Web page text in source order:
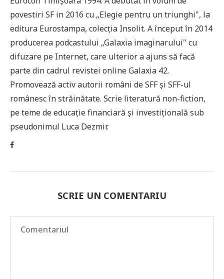
povestiri SF in 2016 cu „Elegie pentru un triunghi", la
editura Eurostampa, colecția Insolit. A început în 2014
producerea podcastului „Galaxia imaginarului" cu
difuzare pe Internet, care ulterior a ajuns să facă
parte din cadrul revistei online Galaxia 42.
Promovează activ autorii români de SFF și SFF-ul
românesc în străinătate. Scrie literatură non-fiction,
pe teme de educație financiară și investițională sub
pseudonimul Luca Dezmir.
SCRIE UN COMENTARIU